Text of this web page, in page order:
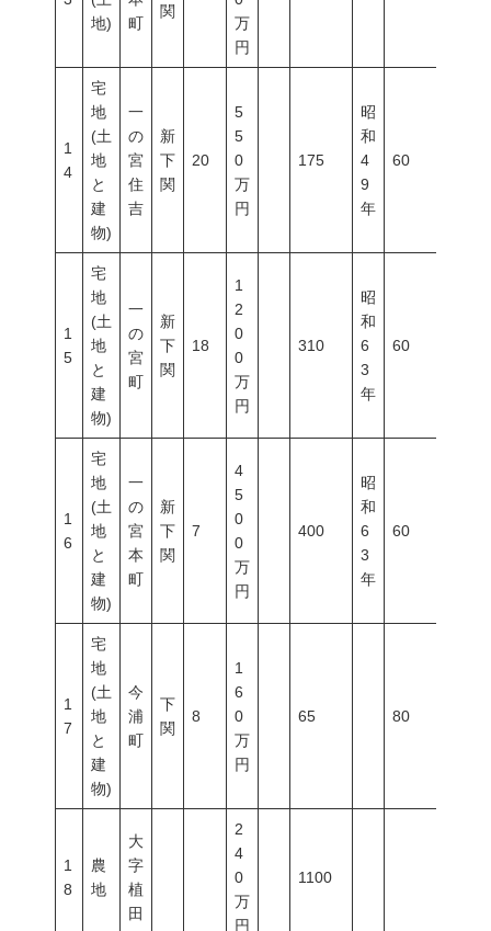
地)
町
関
万
円
1
4
宅
地
(土
地
と
建
物)
一
の
宮
住
吉
新
下
関
20
5
5
0
万
円
175
昭
和
4
9
年
60
1
5
宅
地
(土
地
と
建
物)
一
の
宮
町
新
下
関
18
1
2
0
0
万
円
310
昭
和
6
3
年
60
1
6
宅
地
(土
地
と
建
物)
一
の
宮
本
町
新
下
関
7
4
5
0
0
万
円
400
昭
和
6
3
年
60
1
7
宅
地
(土
地
と
建
物)
今
浦
町
下
関
8
1
6
0
万
円
65 80
1
8
農
地
大
字
植
田
2
4
0
万
円
1100